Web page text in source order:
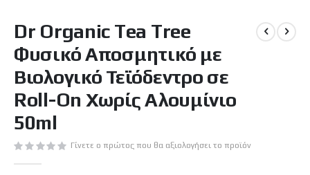
στην
της
συλλογής
εικόνων
Dr Organic Tea Tree
Φυσικό Αποσμητικό με
Βιολογικό Τεϊόδεντρο σε
Roll-On Χωρίς Αλουμίνιο
50ml
Γίνετε ο πρώτος που θα αξιολογήσει το προϊόν